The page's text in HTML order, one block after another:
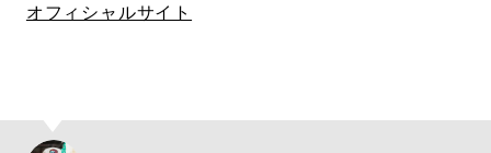
オフィシャルサイト